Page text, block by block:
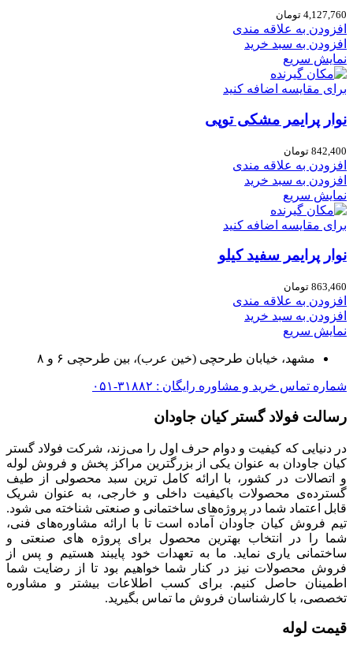
4,127,760 تومان
افزودن به علاقه مندی
افزودن به سبد خرید
نمایش سریع
برای مقایسه اضافه کنید
نوار پرایمر مشکی توپی
842,400 تومان
افزودن به علاقه مندی
افزودن به سبد خرید
نمایش سریع
برای مقایسه اضافه کنید
نوار پرایمر سفید کیلو
863,460 تومان
افزودن به علاقه مندی
افزودن به سبد خرید
نمایش سریع
مشهد، خیابان طرحچی (خین عرب)، بین طرحچی ۶ و ۸
شماره تماس خرید و مشاوره رایگان : ۳۱۸۸۲-۰۵۱
رسالت فولاد گستر کیان جاودان
در دنیایی که کیفیت و دوام حرف اول را می‌زند، شرکت فولاد گستر
کیان جاودان به عنوان یکی از بزرگترین مراکز پخش و فروش لوله
و اتصالات در کشور، با ارائه کامل ترین سبد محصولی از طیف
گسترده‌‌ی محصولات باکیفیت داخلی و خارجی، به عنوان شریک
قابل اعتماد شما در پروژه‌های ساختمانی و صنعتی شناخته می شود.
تیم فروش کیان جاودان آماده است تا با ارائه مشاوره‌های فنی،
شما را در انتخاب بهترین محصول برای پروژه های صنعتی و
ساختمانی یاری نماید. ما به تعهدات خود پایبند هستیم و پس از
فروش محصولات نیز در کنار شما خواهیم بود تا از رضایت شما
اطمینان حاصل کنیم. برای کسب اطلاعات بیشتر و مشاوره
تخصصی، با کارشناسان فروش ما تماس بگیرید.
قیمت لوله